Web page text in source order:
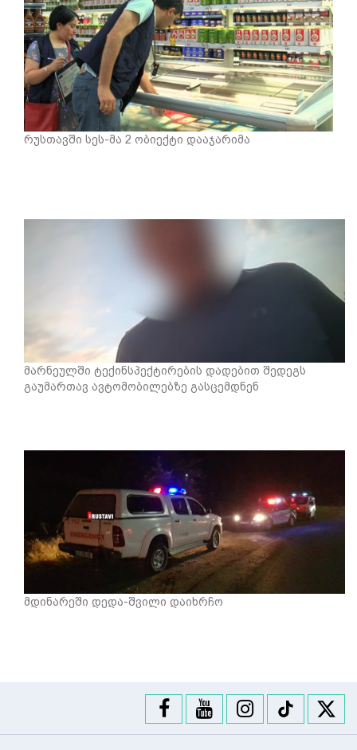
რუსთავში სეს-მა 2 ობიექტი დააჯარიმა
მარნეულში ტექინსპექტირების დადებით შედეგს
გაუმართავ ავტომობილებზე გასცემდნენ
მდინარეში დედა-შვილი დაიხრჩო